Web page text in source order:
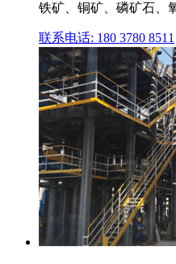
铁矿、铜矿、磷矿石、
联系电话: 180 3780 8511